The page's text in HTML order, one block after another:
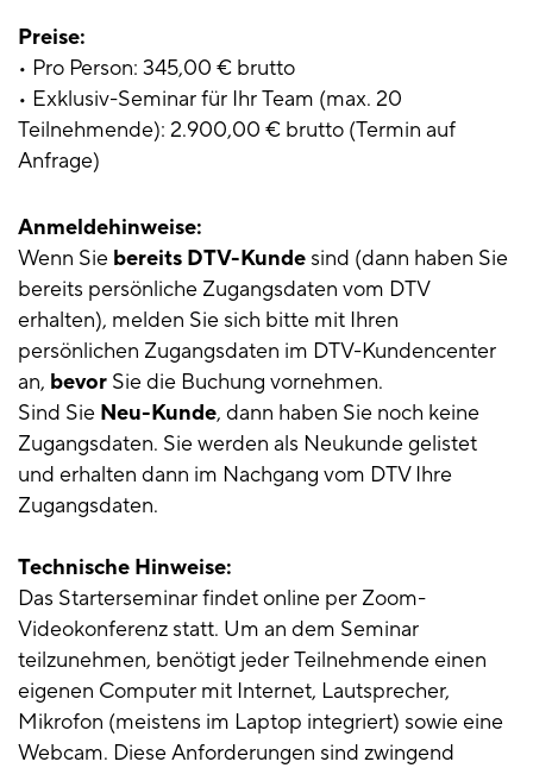
Preise:
• Pro Person: 345,00 € brutto
• Exklusiv-Seminar für Ihr Team (max. 20
Teilnehmende): 2.900,00 € brutto (Termin auf
Anfrage)
Anmeldehinweise:
Wenn Sie bereits DTV-Kunde sind (dann haben Sie
bereits persönliche Zugangsdaten vom DTV
erhalten), melden Sie sich bitte mit Ihren
persönlichen Zugangsdaten im DTV-Kundencenter
an, bevor Sie die Buchung vornehmen.
Sind Sie Neu-Kunde, dann haben Sie noch keine
Zugangsdaten. Sie werden als Neukunde gelistet
und erhalten dann im Nachgang vom DTV Ihre
Zugangsdaten.
Technische Hinweise:
Das Starterseminar findet online per Zoom-
Videokonferenz statt. Um an dem Seminar
teilzunehmen, benötigt jeder Teilnehmende einen
eigenen Computer mit Internet, Lautsprecher,
Mikrofon (meistens im Laptop integriert) sowie eine
Webcam. Diese Anforderungen sind zwingend